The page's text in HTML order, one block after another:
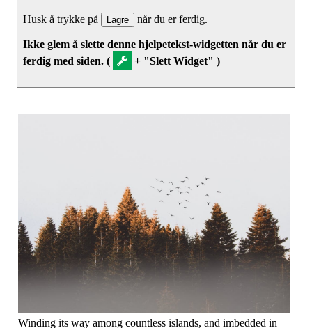
Husk å trykke på Lagre når du er ferdig.
Ikke glem å slette denne hjelpetekst-widgetten når du er
ferdig med siden. (
+ "Slett Widget" )
Winding its way among countless islands, and imbedded in